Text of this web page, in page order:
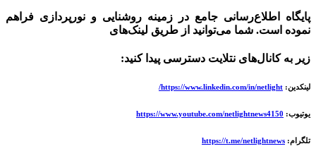
اطلاع‌رسانی جامع در زمینه روشنایی و نورپردازی فراهم
است. شما می‌توانید از طریق لینک‌های
به کانال‌های نتلایت دسترسی پیدا کنید:
https://www.linkedin.com/in/netlight/
https://www.youtube.com/netlightnews4150
https://t.me/netlightnews